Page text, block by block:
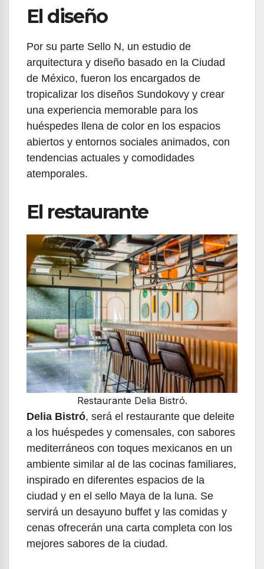
El diseño
Por su parte Sello N, un estudio de
arquitectura y diseño basado en la Ciudad
de México, fueron los encargados de
tropicalizar los diseños Sundokovy y crear
una experiencia memorable para los
huéspedes llena de color en los espacios
abiertos y entornos sociales animados, con
tendencias actuales y comodidades
atemporales.
El restaurante
Restaurante Delia Bistró.
Delia Bistró, será el restaurante que deleite
a los huéspedes y comensales, con sabores
mediterráneos con toques mexicanos en un
ambiente similar al de las cocinas familiares,
inspirado en diferentes espacios de la
ciudad y en el sello Maya de la luna. Se
servirá un desayuno buffet y las comidas y
cenas ofrecerán una carta completa con los
mejores sabores de la ciudad.